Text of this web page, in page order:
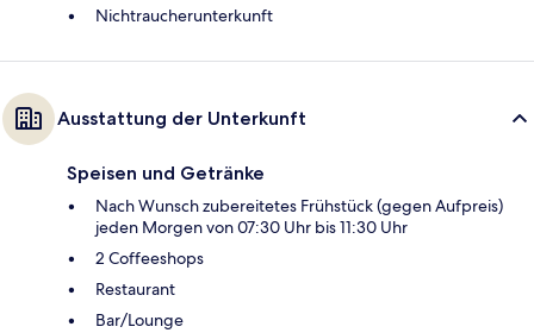
Nichtraucherunterkunft
Ausstattung der Unterkunft
Speisen und Getränke
Nach Wunsch zubereitetes Frühstück (gegen Aufpreis)
jeden Morgen von 07:30 Uhr bis 11:30 Uhr
2 Coffeeshops
Restaurant
Bar/Lounge